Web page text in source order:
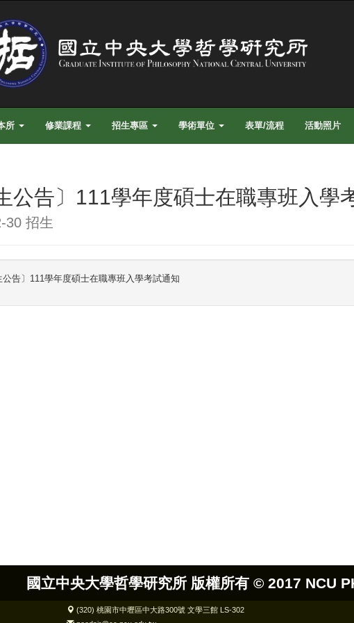
所 修業課程 招生專區 學術單位 表單/流程 活動照片
公告〕111學年度碩士在職專班入學
30 招生
國立中央大學哲學研究所 版權所有 © 2017 NCU
(320) 桃園市中壢區中大路300號 文學三館 LS-302